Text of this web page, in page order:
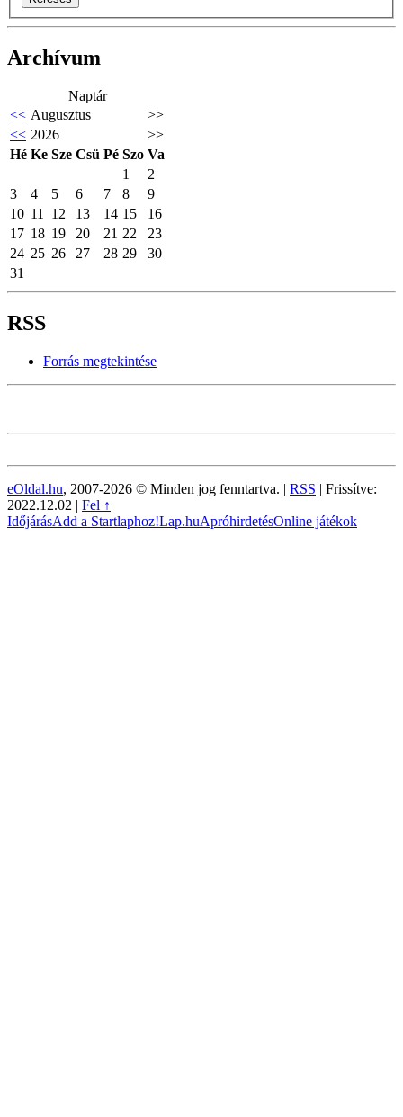
Archívum
Naptár
<< Augusztus
>>
<< 2026
>>
Hé Ke Sze Csü Pé Szo Va
1
2
3
4 5 6 7 8
9
10 11 12 13 14 15
16
17 18 19 20 21 22
23
24 25 26 27 28 29
30
31
RSS
Forrás megtekintése
eOldal.hu, 2007-2026 © Minden jog fenntartva. | RSS | Frissítve:
2022.12.02 | Fel ↑
IdőjárásAdd a Startlaphoz!Lap.huApróhirdetésOnline játékok